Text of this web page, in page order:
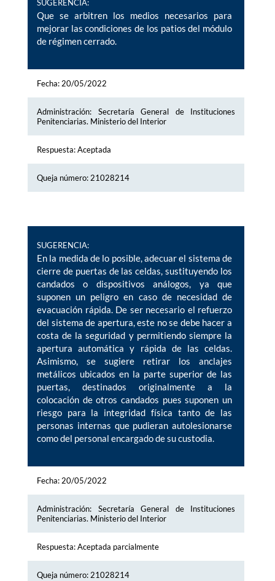
SUGERENCIA:
Que se arbitren los medios necesarios para
mejorar las condiciones de los patios del módulo
de régimen cerrado.
Fecha: 20/05/2022
Administración: Secretaría General de Instituciones
Penitenciarias. Ministerio del Interior
Respuesta: Aceptada
Queja número: 21028214
SUGERENCIA:
En la medida de lo posible, adecuar el sistema de
cierre de puertas de las celdas, sustituyendo los
candados o dispositivos análogos, ya que
suponen un peligro en caso de necesidad de
evacuación rápida. De ser necesario el refuerzo
del sistema de apertura, este no se debe hacer a
costa de la seguridad y permitiendo siempre la
apertura automática y rápida de las celdas.
Asimismo, se sugiere retirar los anclajes
metálicos ubicados en la parte superior de las
puertas, destinados originalmente a la
colocación de otros candados pues suponen un
riesgo para la integridad física tanto de las
personas internas que pudieran autolesionarse
como del personal encargado de su custodia.
Fecha: 20/05/2022
Administración: Secretaría General de Instituciones
Penitenciarias. Ministerio del Interior
Respuesta: Aceptada parcialmente
Queja número: 21028214